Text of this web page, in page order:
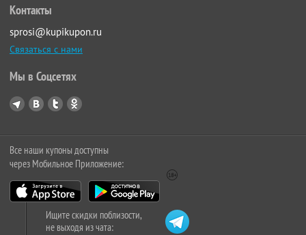
Контакты
sprosi@kupikupon.ru
Связаться с нами
Мы в Соцсетях
Все наши купоны доступны
через Мобильное Приложение:
Ищите скидки поблизости,
не выходя из чата: